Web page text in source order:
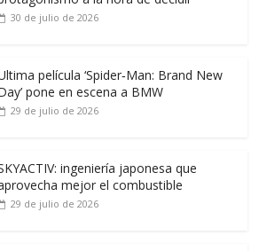
30 de julio de 2026
película ‘Spider‑Man: Brand New
pone en escena a BMW
29 de julio de 2026
ingeniería japonesa que
mejor el combustible
29 de julio de 2026